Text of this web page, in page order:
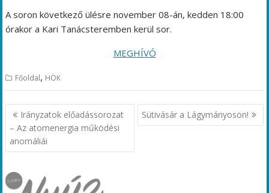
A soron következő ülésre november 08-án, kedden 18:00
órakor a Kari Tanácsteremben kerül sor.
MEGHÍVÓ
Főoldal, HÖK
Bejegyzés
navigáció
Irányzatok előadássorozat
– Az atomenergia működési
anomáliái
Sütivásár a Lágymányoson!